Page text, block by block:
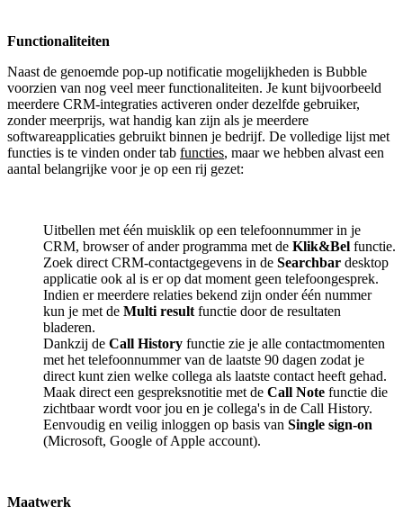
Functionaliteiten
Naast de genoemde pop-up notificatie mogelijkheden is Bubble
voorzien van nog veel meer functionaliteiten. Je kunt bijvoorbeeld
meerdere CRM-integraties activeren onder dezelfde gebruiker,
zonder meerprijs, wat handig kan zijn als je meerdere
softwareapplicaties gebruikt binnen je bedrijf. De volledige lijst met
functies is te vinden onder tab functies, maar we hebben alvast een
aantal belangrijke voor je op een rij gezet:
Uitbellen met één muisklik op een telefoonnummer in je
CRM, browser of ander programma met de Klik&Bel functie.
Zoek direct CRM-contactgegevens in de Searchbar desktop
applicatie ook al is er op dat moment geen telefoongesprek.
Indien er meerdere relaties bekend zijn onder één nummer
kun je met de Multi result functie door de resultaten
bladeren.
Dankzij de Call History functie zie je alle contactmomenten
met het telefoonnummer van de laatste 90 dagen zodat je
direct kunt zien welke collega als laatste contact heeft gehad.
Maak direct een gespreksnotitie met de Call Note functie die
zichtbaar wordt voor jou en je collega's in de Call History.
Eenvoudig en veilig inloggen op basis van Single sign-on
(Microsoft, Google of Apple account).
Maatwerk